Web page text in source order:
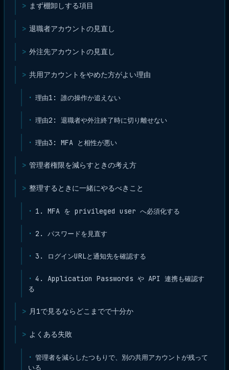
まず棚卸しする項目
退職者アカウントの見直し
外注先アカウントの見直し
共用アカウントをやめた方がよい理由
理由1: 誰の操作か追えない
理由2: 退職者や外注終了時に切り離せない
理由3: MFA と相性が悪い
管理者権限を減らすときの考え方
整理するときに一緒にやるべきこと
1. MFA を privileged user へ必須化する
2. パスワードを見直す
3. ログインURLと通知先を確認する
4. Application Passwords や API 連携も確認す
る
月1で見るならどこまでで十分か
よくある失敗
管理者を減らしたつもりで、別の共用アカウントが残って
いる